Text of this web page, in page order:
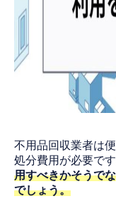
不用品回収業者は
処分費用が必要で
用すべきかそうで
でしょう。